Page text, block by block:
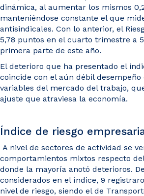
dinámica, al aumentar los mismos
manteniéndose constante el que
antisindicales. Con lo anterior, el
5,78 puntos en el cuarto trimestre a
primera parte de este año.
El deterioro que ha presentado el
coincide con el aún débil
variables del mercado del trabajo,
ajuste que atraviesa la economía.
Índice de riesgo
A nivel de sectores de actividad se
comportamientos mixtos respecto
donde la mayoría anotó deterioros.
considerados en el índice, 9
nivel de riesgo, siendo el de